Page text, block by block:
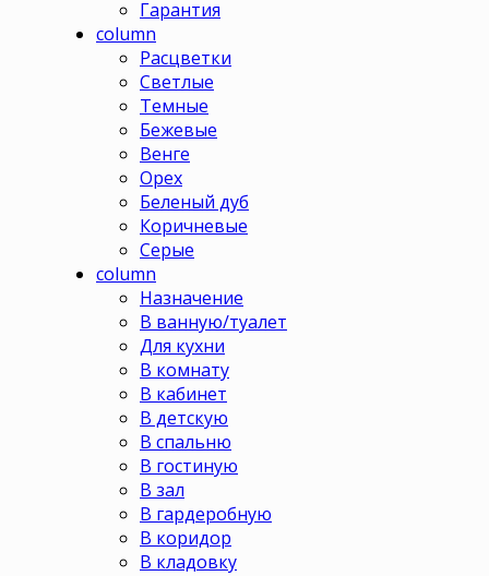
Гарантия
column
Расцветки
Светлые
Темные
Бежевые
Венге
Орех
Беленый дуб
Коричневые
Серые
column
Назначение
В ванную/туалет
Для кухни
В комнату
В кабинет
В детскую
В спальню
В гостиную
В зал
В гардеробную
В коридор
В кладовку